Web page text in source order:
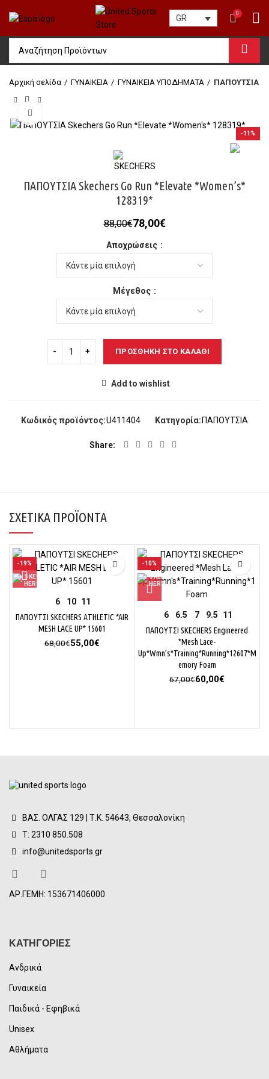
GR
0
Αρχική σελίδα ΓΥΝΑΙΚΕΙΑ ΓΥΝΑΙΚΕΙΑ ΥΠΟΔΗΜΑΤΑ ΠΑΠΟΥΤΣΙΑ
-11%
ΠΑΠΟΥΤΣΙΑ Skechers Go Run *Elevate *Women’s*
128319*
88,00€Original
was:
88,00€.
78,00€Η
Αποχρώσεις
Μέγεθος
ΠΡΟΣΘΉΚΗ ΣΤΟ ΚΑΛΆΘΙ
Add to wishlist
Κωδικός προϊόντος:U411404 Κατηγορία: ΠΑΠΟΥΤΣΙΑ
Share
ΣΧΕΤΙΚΆ ΠΡΟΪΌΝΤΑ
-19%
6 10 11
ΠΑΠΟΥΤΣΙ SKECHERS ATHLETIC *AIR
MESH LACE UP* 15601
68,00€Original
55,00€Η
-10%
6 6.5 7 9.5
11
ΠΑΠΟΥΤΣΙ SKECHERS Engineered
*Mesh Lace-
Up*Wmn’s*Training*Running*12607*M
emory Foam
67,00€Original
60,00€
ΒΑΣ. ΟΛΓΑΣ 129 | Τ.Κ. 54643, Θεσσαλονίκη
Τ: 2310 850.508
info@unitedsports.gr
ΑΡ.ΓΕΜΗ: 153671406000
ΚΑΤΗΓΟΡΙΕΣ
Ανδρικά
Γυναικεία
Παιδικά - Εφηβικά
Unisex
Αθλήματα